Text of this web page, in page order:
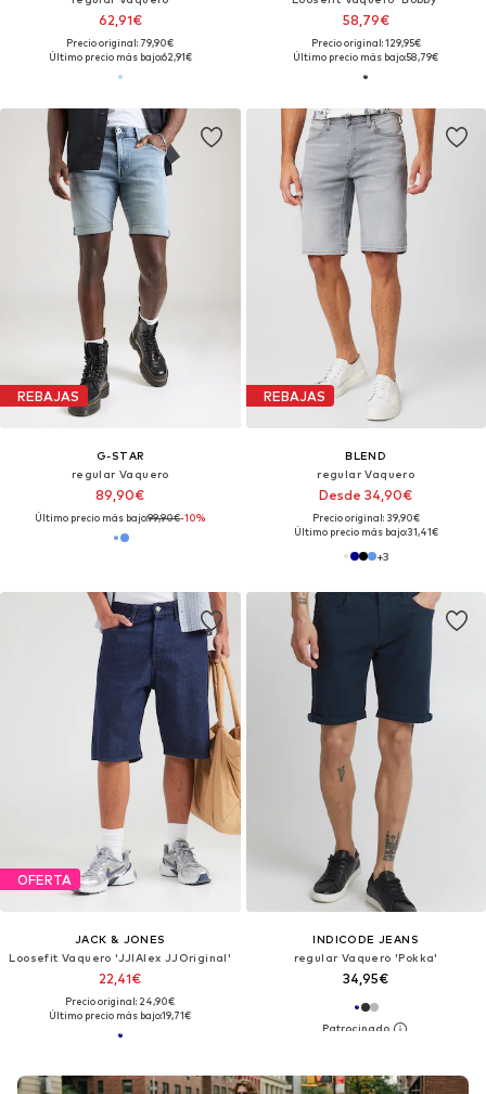
62,91€
Precio original: 79,90€
Último precio más bajo:62,91€
58,79€
Precio original: 129,95€
Último precio más bajo:58,79€
REBAJAS
G-STAR
regular Vaquero
89,90€
Último precio más bajo:99,90€-10%
REBAJAS
BLEND
regular Vaquero
Desde 34,90€
Precio original: 39,90€
Último precio más bajo:31,41€
+3
OFERTA
JACK & JONES
Loosefit Vaquero 'JJIAlex JJOriginal'
22,41€
Precio original: 24,90€
Último precio más bajo:19,71€
INDICODE JEANS
regular Vaquero 'Pokka'
34,95€